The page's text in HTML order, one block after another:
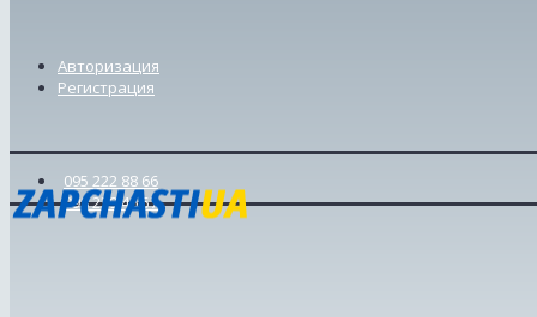
Авторизация
Регистрация
095 222 88 66
098 239 46 57